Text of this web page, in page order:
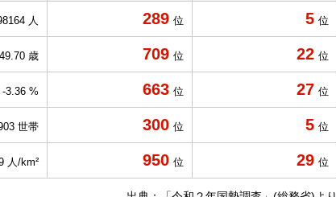
人 289 位 5 位
49.70 歳 709 位 22 位
-3.36 % 663 位 27 位
世帯 300 位 5 位
人/km² 950 位 29 位